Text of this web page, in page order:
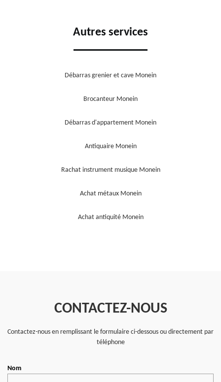
Autres services
Débarras grenier et cave Monein
Brocanteur Monein
Débarras d'appartement Monein
Antiquaire Monein
Rachat instrument musique Monein
Achat métaux Monein
Achat antiquité Monein
CONTACTEZ-NOUS
Contactez-nous en remplissant le formulaire ci-dessous ou directement par
téléphone
Nom